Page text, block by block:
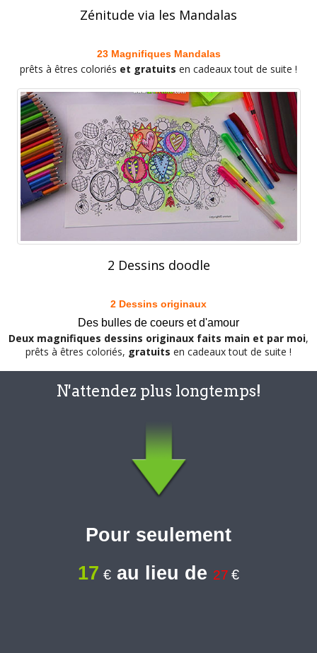
Zénitude via les Mandalas
23 Magnifiques Mandalas
prêts à êtres coloriés et gratuits en cadeaux tout de suite !
2 Dessins doodle
2 Dessins originaux
Des bulles de coeurs et d'amour
Deux magnifiques dessins originaux faits main et par moi,
prêts à êtres coloriés, gratuits en cadeaux tout de suite !
N'attendez plus longtemps!
Pour seulement
17 € au lieu de 27 €